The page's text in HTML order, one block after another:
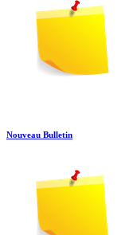
Nouveau Bulletin